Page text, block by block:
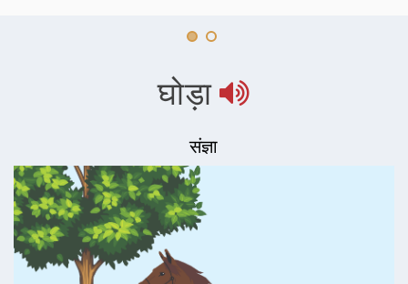
घोड़ा
संज्ञा